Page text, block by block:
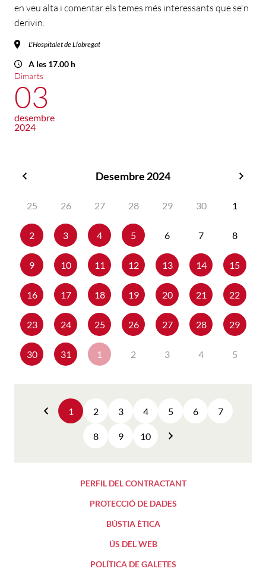
en veu alta i comentar els temes més interessants que se'n
derivin.
L'Hospitalet de Llobregat
A les 17.00 h
Dimarts
03
desembre
2024
Desembre 2024
25
26 27 28 29 30 1
2 3 4 5 6 7 8
9 10 11 12 13 14 15
16 17 18 19 20 21 22
23 24 25 26 27 28 29
30 31 1 2 3 4 5
Anterior
1 2 3 4 5 6 7
8 9 10
PERFIL DEL CONTRACTANT
PROTECCIÓ DE DADES
BÚSTIA ÈTICA
ÚS DEL WEB
POLÍTICA DE GALETES